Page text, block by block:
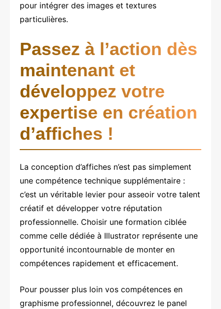
pour intégrer des images et textures
particulières.
Passez à l’action dès
maintenant et
développez votre
expertise en création
d’affiches !
La conception d’affiches n’est pas simplement
une compétence technique supplémentaire :
c’est un véritable levier pour asseoir votre talent
créatif et développer votre réputation
professionnelle. Choisir une formation ciblée
comme celle dédiée à Illustrator représente une
opportunité incontournable de monter en
compétences rapidement et efficacement.
Pour pousser plus loin vos compétences en
graphisme professionnel, découvrez le panel